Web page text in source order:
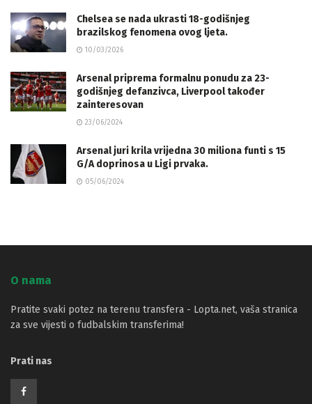
Chelsea se nada ukrasti 18-godišnjeg
brazilskog fenomena ovog ljeta.
10/03/2026
Arsenal priprema formalnu ponudu za 23-
godišnjeg defanzivca, Liverpool također
zainteresovan
23/06/2024
Arsenal juri krila vrijedna 30 miliona funti s 15
G/A doprinosa u Ligi prvaka.
05/06/2024
O nama
Pratite svaki potez na terenu transfera - Lopta.net, vaša stranica
za sve vijesti o fudbalskim transferima!
Prati nas